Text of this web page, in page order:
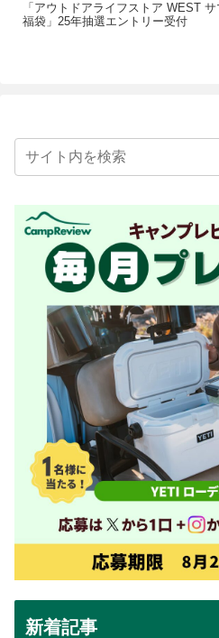
「アウトドアライフストア WEST サ
福袋」25年抽選エントリー受付
新着記事